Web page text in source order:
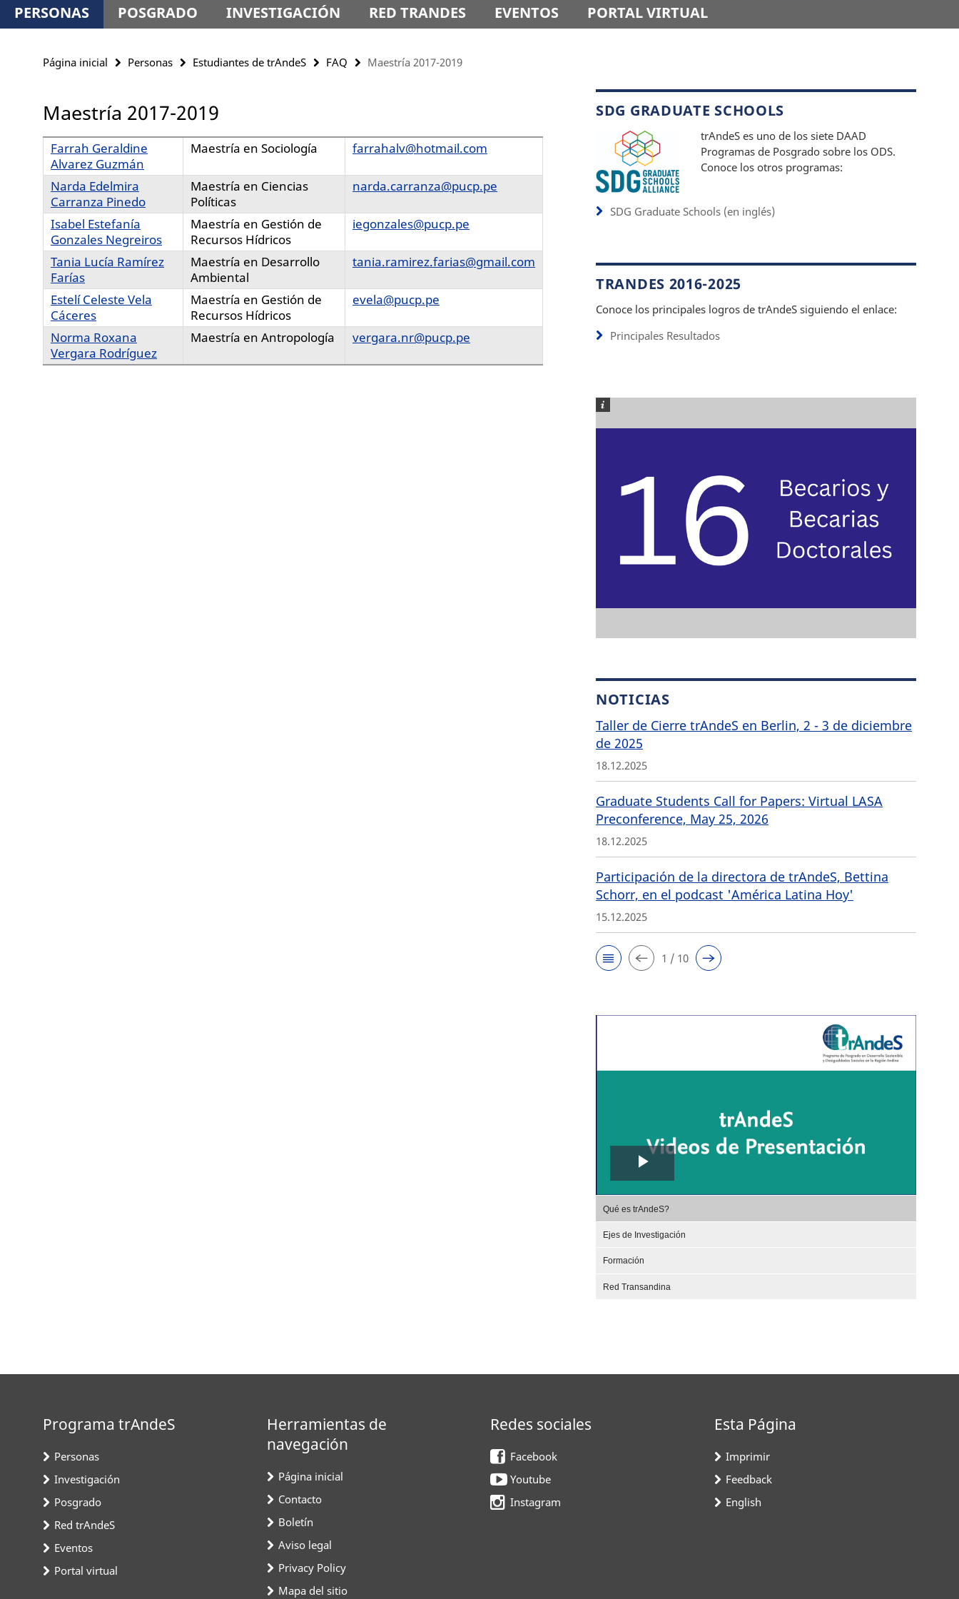
PERSONAS POSGRADO INVESTIGACIÓN RED TRANDES EVENTOS PORTAL VIRTUAL
Página inicial Personas Estudiantes de trAndeS FAQ Maestría 2017-2019
Maestría 2017-2019
Farrah Geraldine
Alvarez Guzmán
Maestría en Sociología farrahalv@hotmail.com
Narda Edelmira
Carranza Pinedo
Maestría en Ciencias
Políticas
narda.carranza@pucp.pe
Isabel Estefanía
Gonzales Negreiros
Maestría en Gestión de
Recursos Hídricos
iegonzales@pucp.pe
Tania Lucía Ramírez
Farías
Maestría en Desarrollo
Ambiental
tania.ramirez.farias@gmail.com
Estelí Celeste Vela
Cáceres
Maestría en Gestión de
Recursos Hídricos
evela@pucp.pe
Norma Roxana
Vergara Rodríguez
Maestría en Antropología vergara.nr@pucp.pe
SDG GRADUATE SCHOOLS
trAndeS es uno de los siete DAAD
Programas de Posgrado sobre los ODS.
Conoce los otros programas:
SDG Graduate Schools (en inglés)
TRANDES 2016-2025
Conoce los principales logros de trAndeS siguiendo el enlace:
Principales Resultados
NOTICIAS
Taller de Cierre trAndeS en Berlin, 2 - 3 de diciembre
de 2025
18.12.2025
Graduate Students Call for Papers: Virtual LASA
Preconference, May 25, 2026
18.12.2025
Participación de la directora de trAndeS, Bettina
Schorr, en el podcast 'América Latina Hoy'
15.12.2025
1 / 10
Play
Video
Qué es trAndeS?
Ejes de Investigación
Formación
Red Transandina
Programa trAndeS
Personas
Investigación
Posgrado
Red trAndeS
Eventos
Portal virtual
Herramientas de
navegación
Página inicial
Contacto
Boletín
Aviso legal
Privacy Policy
Mapa del sitio
Redes sociales
Facebook
Youtube
Instagram
Esta Página
Imprimir
Feedback
English